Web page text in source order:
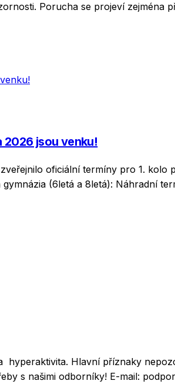
Porucha se projeví zejména
2026 jsou venku!
oficiální termíny pro 1.
(6letá a 8letá): Náhradní
Hlavní příznaky
s našimi odborníky! E-mail: